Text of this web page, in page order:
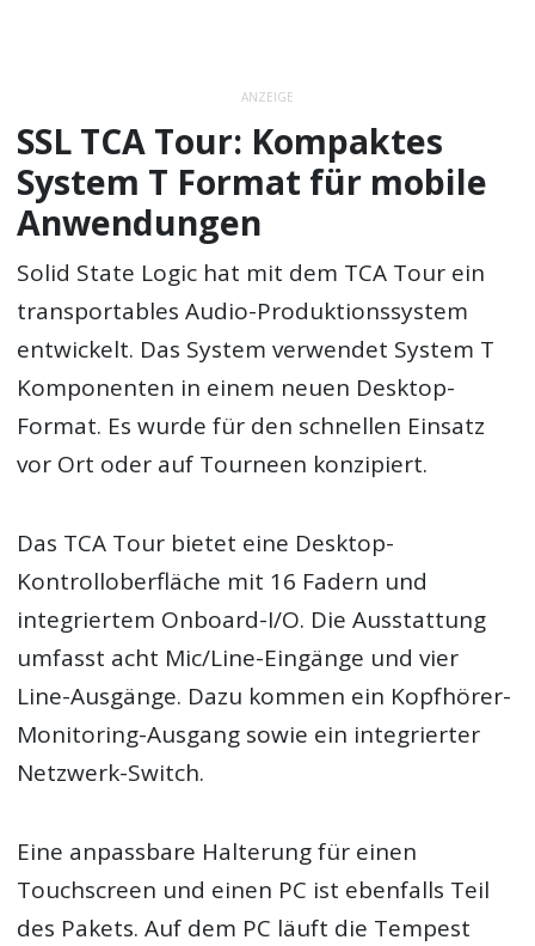
ANZEIGE
SSL TCA Tour: Kompaktes
System T Format für mobile
Anwendungen
Solid State Logic hat mit dem TCA Tour ein
transportables Audio-Produktionssystem
entwickelt. Das System verwendet System T
Komponenten in einem neuen Desktop-
Format. Es wurde für den schnellen Einsatz
vor Ort oder auf Tourneen konzipiert.
Das TCA Tour bietet eine Desktop-
Kontrolloberfläche mit 16 Fadern und
integriertem Onboard-I/O. Die Ausstattung
umfasst acht Mic/Line-Eingänge und vier
Line-Ausgänge. Dazu kommen ein Kopfhörer-
Monitoring-Ausgang sowie ein integrierter
Netzwerk-Switch.
Eine anpassbare Halterung für einen
Touchscreen und einen PC ist ebenfalls Teil
des Pakets. Auf dem PC läuft die Tempest